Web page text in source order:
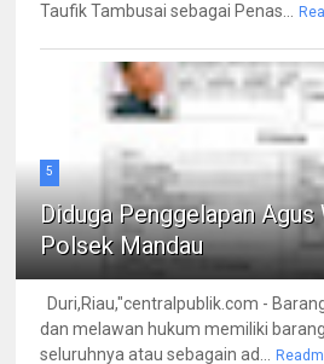
Taufik Tambusai sebagai Penas...
5
Diduga Penggelapan Agus
Polsek Mandau
Duri,Riau,"centralpublik.com -
dan melawan hukum memiliki
seluruhnya atau sebagain ad...